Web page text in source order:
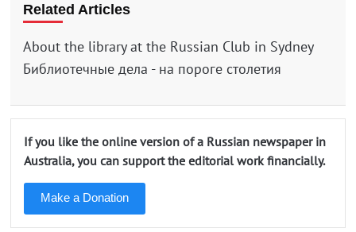
Related Articles
About the library at the Russian Club in Sydney
Библиотечные дела - на пороге столетия
If you like the online version of a Russian newspaper in
Australia, you can support the editorial work financially.
Make a Donation